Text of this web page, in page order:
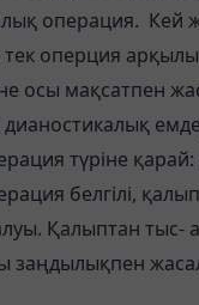
операция. Кей
оперция
осы мақсатпен
түріне
белгілі,
Қалыптан тыс-
заңдылықпен